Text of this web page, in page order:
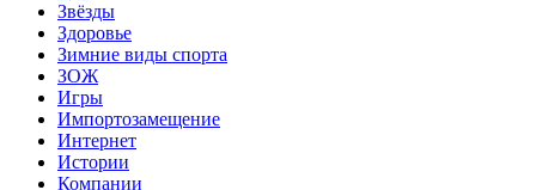
Звёзды
Здоровье
Зимние виды спорта
ЗОЖ
Игры
Импортозамещение
Интернет
Истории
Компании